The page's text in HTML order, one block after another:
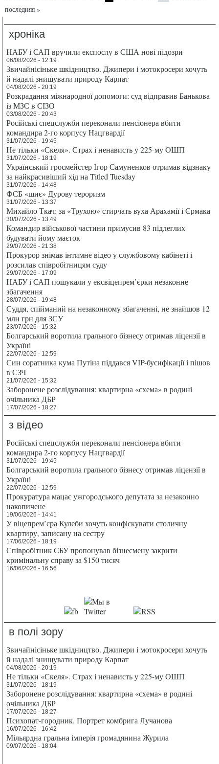
последняя »
хроніка
НАБУ і САП вручили експослу в США нові підозри
06/08/2026 - 12:19
Звичайнісіньке шкідництво. Джипери і мотокросери хочуть
й надалі знищувати природу Карпат
04/08/2026 - 20:19
Розкрадання міжнародної допомоги: суд відправив Банькова
із МЗС в СІЗО
03/08/2026 - 20:43
Російські спецслужби переконали пенсіонера вбити
командира 2-го корпусу Нацгвардії
31/07/2026 - 19:45
Не тільки «Скеля». Страх і ненависть у 225-му ОШП
31/07/2026 - 18:19
Український гросмейстер Ігор Самуненков отримав відзнаку
за найкрасивіший хід на Titled Tuesday
31/07/2026 - 14:48
ФСБ «шиє» Дурову тероризм
31/07/2026 - 13:37
Михайло Ткач: за «Трухою» стирчать вуха Арахамії і Єрмака
30/07/2026 - 13:49
Командир військової частини примусив 83 підлеглих
будувати йому маєток
29/07/2026 - 21:38
Прокурор знімав інтимне відео у службовому кабінеті і
розсилав співробітницям суду
29/07/2026 - 17:09
НАБУ і САП пошукали у ексвіцепрем’єрки незаконне
збагачення
28/07/2026 - 19:48
Суддя, спійманий на незаконному збагаченні, не знайшов 12
млн грн для ЗСУ
23/07/2026 - 15:32
Болгарський воротила грального бізнесу отримав ліцензії в
Україні
22/07/2026 - 12:59
Син соратника кума Путіна піддався VIP-бусифікації і пішов
в СЗЧ
21/07/2026 - 15:32
Заборонене розслідування: квартирна «схема» в родині
очільника ДБР
17/07/2026 - 18:27
з відео
Російські спецслужби переконали пенсіонера вбити
командира 2-го корпусу Нацгвардії
31/07/2026 - 19:45
Болгарський воротила грального бізнесу отримав ліцензії в
Україні
22/07/2026 - 12:59
Прокуратура мацає ужгородського депутата за незаконно
накопичене
19/06/2026 - 14:41
У віцепрем’єра Кулеби хочуть конфіскувати столичну
квартиру, записану на сестру
17/06/2026 - 18:19
Співробітник СБУ пропонував бізнесмену закрити
кримінальну справу за $150 тисяч
16/06/2026 - 16:56
в полі зору
Звичайнісіньке шкідництво. Джипери і мотокросери хочуть
й надалі знищувати природу Карпат
04/08/2026 - 20:19
Не тільки «Скеля». Страх і ненависть у 225-му ОШП
31/07/2026 - 18:19
Заборонене розслідування: квартирна «схема» в родині
очільника ДБР
17/07/2026 - 18:27
Психопат-городник. Портрет комбрига Лучанова
16/07/2026 - 16:42
Мільярдна гральна імперія громадянина Журила
09/07/2026 - 18:04